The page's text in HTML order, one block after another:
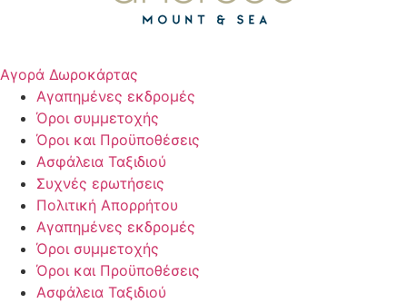
Αγορά Δωροκάρτας
Αγαπημένες εκδρομές
Όροι συμμετοχής
Όροι και Προϋποθέσεις
Ασφάλεια Ταξιδιού
Συχνές ερωτήσεις
Πολιτική Απορρήτου
Αγαπημένες εκδρομές
Όροι συμμετοχής
Όροι και Προϋποθέσεις
Ασφάλεια Ταξιδιού